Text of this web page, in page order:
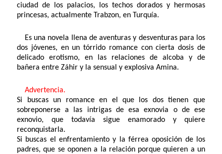
ciudad de los palacios, los techos dorados y hermosas
princesas, actualmente Trabzon, en Turquía.
Es una novela llena de aventuras y desventuras para los
dos jóvenes, en un tórrido romance con cierta dosis de
delicado erotismo, en las relaciones de alcoba y de
bañera entre Záhir y la sensual y explosiva Amina.
Advertencia.
Si buscas un romance en el que los dos tienen que
sobreponerse a las intrigas de esa exnovia o de ese
exnovio, que todavía sigue enamorado y quiere
reconquistarla.
Si buscas el enfrentamiento y la férrea oposición de los
padres, que se oponen a la relación porque quieren a un